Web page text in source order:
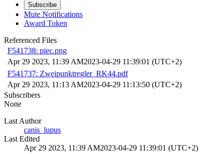
Subscribe
Mute Notifications
Award Token
Referenced Files
F541738: piec.png
Apr 29 2023, 11:39 AM2023-04-29 11:39:01 (UTC+2)
F541737: Zweipunktregler_RK44.pdf
Apr 29 2023, 11:13 AM2023-04-29 11:13:50 (UTC+2)
Subscribers
None
Last Author
canis_lupus
Last Edited
Apr 29 2023, 11:39 AM2023-04-29 11:39:01 (UTC+2)